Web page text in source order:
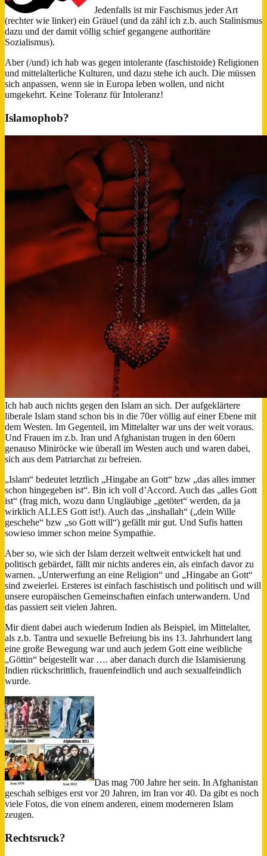
Jedenfalls ist mir Faschismus jeder Art
(rechter wie linker) ein Gräuel (und da zähl ich z.b. auch Stalinismus
dazu und der damit völlig schief gegangene authoritäre
Sozialismus).
Aber (/und) ich hab was gegen intolerante (faschistoide) Religionen
und mittelalterliche Kulturen, und dazu stehe ich auch. Die müssen
sich anpassen, wenn sie in Europa leben wollen, und nicht
umgekehrt. Keine Toleranz für Intoleranz!
Islamophob?
Ich hab auch nichts gegen den Islam an sich. Der aufgeklärtere
liberale Islam stand schon bis in die 70er völlig auf einer Ebene mit
dem Westen. Im Gegenteil, im Mittelalter war uns der weit voraus.
Und Frauen im z.b. Iran und Afghanistan trugen in den 60ern
genauso Miniröcke wie überall im Westen auch und waren dabei,
sich aus dem Patriarchat zu befreien.
„Islam“ bedeutet letztlich „Hingabe an Gott“ bzw „das alles immer
schon hingegeben ist“. Bin ich voll d’Accord. Auch das „alles Gott
ist“ (frag mich, wozu dann Ungläubige „getötet“ werden, da ja
wirklich ALLES Gott ist!). Auch das „inshallah“ („dein Wille
geschehe“ bzw „so Gott will“) gefällt mir gut. Und Sufis hatten
sowieso immer schon meine Sympathie.
Aber so, wie sich der Islam derzeit weltweit entwickelt hat und
politisch gebärdet, fällt mir nichts anderes ein, als einfach davor zu
warnen. „Unterwerfung an eine Religion“ und „Hingabe an Gott“
sind zweierlei. Ersteres ist einfach faschistisch und politisch und will
unsere europäischen Gemeinschaften einfach unterwandern. Und
das passiert seit vielen Jahren.
Mir dient dabei auch wiederum Indien als Beispiel, im Mittelalter,
als z.b. Tantra und sexuelle Befreiung bis ins 13. Jahrhundert lang
eine große Bewegung war und auch jedem Gott eine weibliche
„Göttin“ beigestellt war …. aber danach durch die Islamisierung
Indien rückschrittlich, frauenfeindlich und auch sexualfeindlich
wurde.
Das mag 700 Jahre her sein. In Afghanistan
geschah selbiges erst vor 20 Jahren, im Iran vor 40. Da gibt es noch
viele Fotos, die von einem anderen, einem moderneren Islam
zeugen.
Rechtsruck?